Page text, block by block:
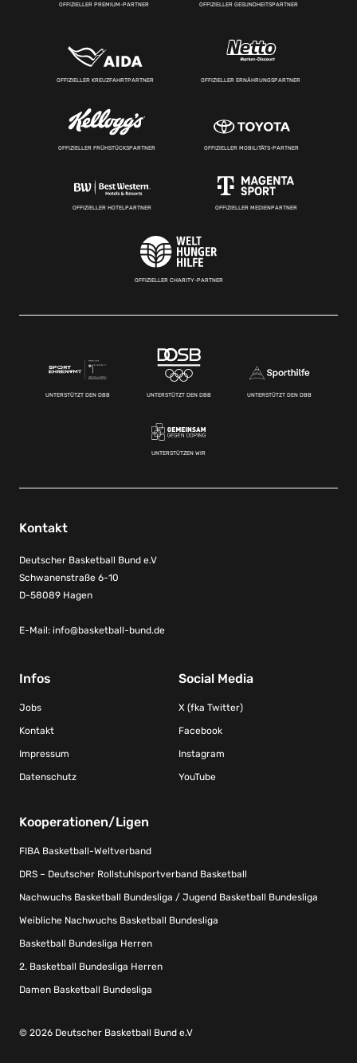
OFFIZIELLER PREMIUM-PARTNER OFFIZIELLER GESUNDHEITSPARTNER
OFFIZIELLER KREUZFAHRTPARTNER OFFIZIELLER ERNÄHRUNGSPARTNER
OFFIZIELLER FRÜHSTÜCKSPARTNER OFFIZIELLER MOBILITÄTS-PARTNER
OFFIZIELLER HOTELPARTNER OFFIZIELLER MEDIENPARTNER
OFFIZIELLER CHARITY-PARTNER
UNTERSTÜTZT DEN DBB UNTERSTÜTZT DEN DBB UNTERSTÜTZT DEN DBB
UNTERSTÜTZEN WIR
Kontakt
Deutscher Basketball Bund e.V
Schwanenstraße 6-10
D-58089 Hagen
E-Mail: info@basketball-bund.de
Infos
Jobs
Kontakt
Impressum
Datenschutz
Social Media
X (fka Twitter)
Facebook
Instagram
YouTube
Kooperationen/Ligen
FIBA Basketball-Weltverband
DRS – Deutscher Rollstuhlsportverband Basketball
Nachwuchs Basketball Bundesliga / Jugend Basketball Bundesliga
Weibliche Nachwuchs Basketball Bundesliga
Basketball Bundesliga Herren
2. Basketball Bundesliga Herren
Damen Basketball Bundesliga
© 2026 Deutscher Basketball Bund e.V